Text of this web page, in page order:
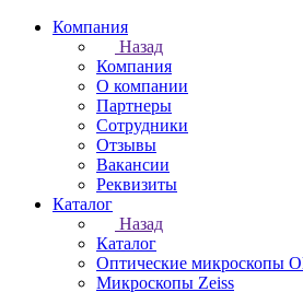
Компания
Назад
Компания
О компании
Партнеры
Сотрудники
Отзывы
Вакансии
Реквизиты
Каталог
Назад
Каталог
Оптические микроскопы
Микроскопы Zeiss